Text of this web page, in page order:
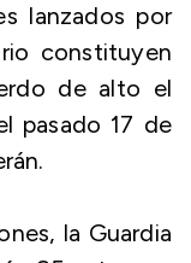
lanzados por
constituyen
de alto el
pasado 17 de
la Guardia